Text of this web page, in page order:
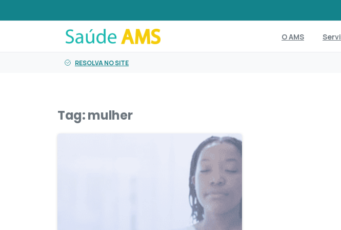
O AMS
RESOLVA NO SITE
Tag:mulher